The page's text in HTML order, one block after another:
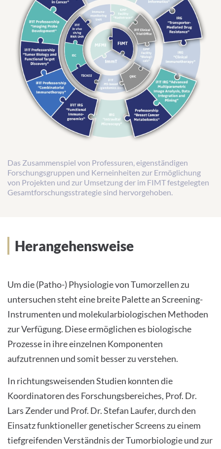
Das Zusammenspiel von Professuren, eigenständigen
Forschungsgruppen und Kerneinheiten zur Ermöglichung
von Projekten und zur Umsetzung der im FIMT festgelegten
Gesamtforschungsstrategie sind hervorgehoben.
Herangehensweise
Um die (Patho-) Physiologie von Tumorzellen zu
untersuchen steht eine breite Palette an Screening-
Instrumenten und molekularbiologischen Methoden
zur Verfügung. Diese ermöglichen es biologische
Prozesse in ihre einzelnen Komponenten
aufzutrennen und somit besser zu verstehen.
In richtungsweisenden Studien konnten die
Koordinatoren des Forschungsbereiches, Prof. Dr.
Lars Zender und Prof. Dr. Stefan Laufer, durch den
Einsatz funktioneller genetischer Screens zu einem
tiefgreifenden Verständnis der Tumorbiologie und zur